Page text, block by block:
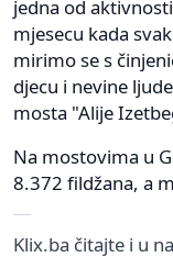
jedna od
mjesecu kada
mirimo se s
djecu i nevine
mosta "Alije
Na mostovima u
8.372 fildžana, a
Klix.ba čitajte i u